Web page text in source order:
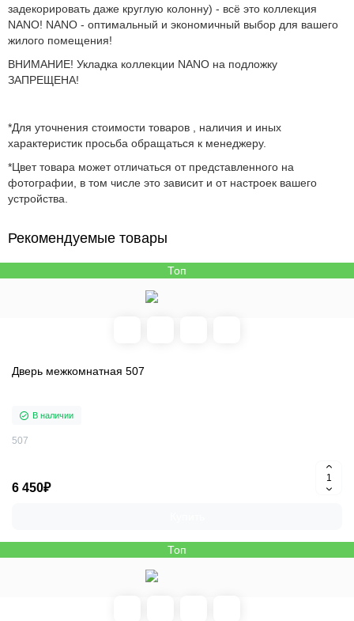
задекорировать даже круглую колонну) - всё это коллекция
NANO! NANO - оптимальный и экономичный выбор для вашего
жилого помещения!
ВНИМАНИЕ! Укладка коллекции NANO на подложку
ЗАПРЕЩЕНА!
*Для уточнения стоимости товаров , наличия и иных
характеристик просьба обращаться к менеджеру.
*Цвет товара может отличаться от представленного на
фотографии, в том числе это зависит и от настроек вашего
устройства.
Рекомендуемые товары
Топ
Дверь межкомнатная 507
В наличии
507
6 450₽
Топ